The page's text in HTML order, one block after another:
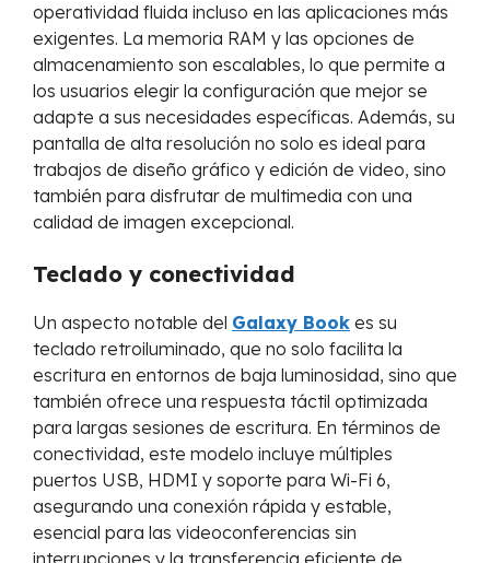
operatividad fluida incluso en las aplicaciones más
exigentes. La memoria RAM y las opciones de
almacenamiento son escalables, lo que permite a
los usuarios elegir la configuración que mejor se
adapte a sus necesidades específicas. Además, su
pantalla de alta resolución no solo es ideal para
trabajos de diseño gráfico y edición de video, sino
también para disfrutar de multimedia con una
calidad de imagen excepcional.
Teclado y conectividad
Un aspecto notable del Galaxy Book es su
teclado retroiluminado, que no solo facilita la
escritura en entornos de baja luminosidad, sino que
también ofrece una respuesta táctil optimizada
para largas sesiones de escritura. En términos de
conectividad, este modelo incluye múltiples
puertos USB, HDMI y soporte para Wi-Fi 6,
asegurando una conexión rápida y estable,
esencial para las videoconferencias sin